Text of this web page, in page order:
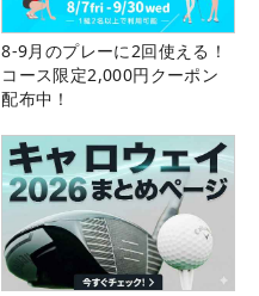
8-9月のプレーに2回使える！
コース限定2,000円クーポン
配布中！